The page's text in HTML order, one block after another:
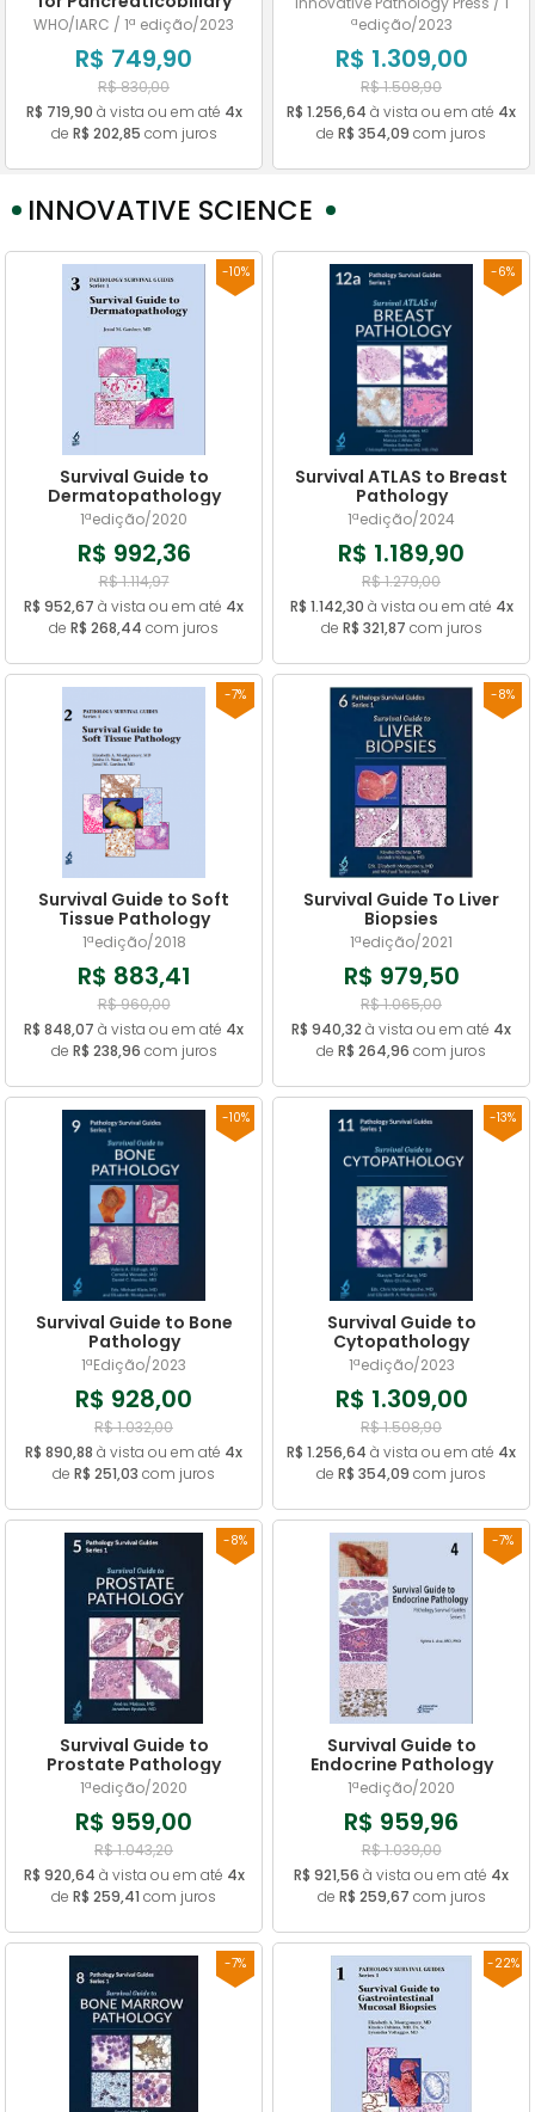
Cytopathology
WHO/IARC / 1ª edição/2023
R$ 749,90
R$ 830,00
R$ 719,90 à vista ou em até 4x
de R$ 202,85 com juros
ªedição/2023
R$ 1.309,00
R$ 1.508,90
R$ 1.256,64 à vista ou em até 4x
de R$ 354,09 com juros
INNOVATIVE SCIENCE
-10%
Survival Guide to
Dermatopathology
1ªedição/2020
R$ 992,36
R$ 1.114,97
R$ 952,67 à vista ou em até 4x
de R$ 268,44 com juros
-6%
Survival ATLAS to Breast
Pathology
1ªedição/2024
R$ 1.189,90
R$ 1.279,00
R$ 1.142,30 à vista ou em até 4x
de R$ 321,87 com juros
-7%
Survival Guide to Soft
Tissue Pathology
1ªedição/2018
R$ 883,41
R$ 960,00
R$ 848,07 à vista ou em até 4x
de R$ 238,96 com juros
-8%
Survival Guide To Liver
Biopsies
1ªedição/2021
R$ 979,50
R$ 1.065,00
R$ 940,32 à vista ou em até 4x
de R$ 264,96 com juros
-10%
Survival Guide to Bone
Pathology
1ªEdição/2023
R$ 928,00
R$ 1.032,00
R$ 890,88 à vista ou em até 4x
de R$ 251,03 com juros
-13%
Survival Guide to
Cytopathology
1ªedição/2023
R$ 1.309,00
R$ 1.508,90
R$ 1.256,64 à vista ou em até 4x
de R$ 354,09 com juros
-8%
Survival Guide to
Prostate Pathology
1ªedição/2020
R$ 959,00
R$ 1.043,20
R$ 920,64 à vista ou em até 4x
de R$ 259,41 com juros
-7%
Survival Guide to
Endocrine Pathology
1ªedição/2020
R$ 959,96
R$ 1.039,00
R$ 921,56 à vista ou em até 4x
de R$ 259,67 com juros
-7% -22%